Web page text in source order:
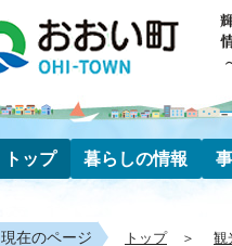
トップ 暮らしの情報
現在のページ トップ 観